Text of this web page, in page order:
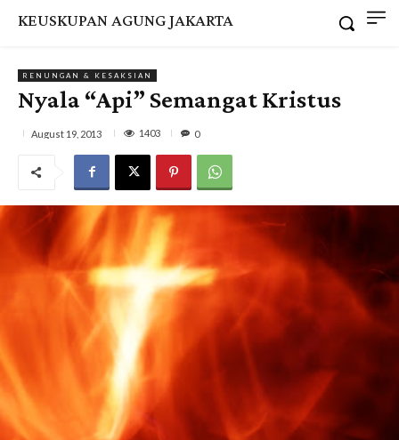
KEUSKUPAN AGUNG JAKARTA
RENUNGAN & KESAKSIAN
Nyala “Api” Semangat Kristus
August 19, 2013 1403 0